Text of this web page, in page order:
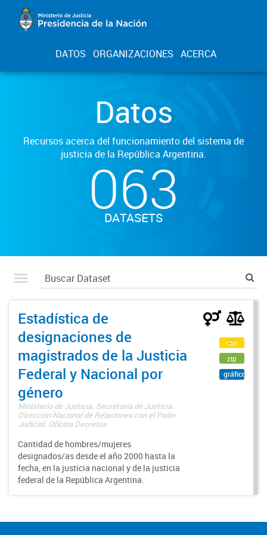
DATOS ORGANIZACIONES ACERCA
Datos
Recursos acerca del funcionamiento del sistema de
justicia de la República Argentina.
063
DATASETS
Estadística de
designaciones de
magistrados de la Justicia
Federal y Nacional por
género
Ministerio de Justicia. Secretaría de Justicia.
Dirección Nacional de Relaciones con el Poder
Judicial. Oficina Decretos
Cantidad de hombres/mujeres
designados/as desde el año 2000 hasta la
fecha, en la justicia nacional y de la justicia
federal de la República Argentina.
csv
zip
gráfico